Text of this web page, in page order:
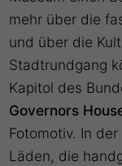
mehr über die
und über die
Stadtrundgang
Kapitol des
Governors
Fotomotiv. In
Läden, die